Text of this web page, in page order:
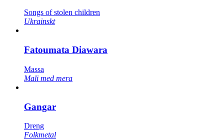
Songs of stolen children
Ukrainskt
Fatoumata Diawara
Massa
Mali med mera
Gangar
Dreng
Folkmetal